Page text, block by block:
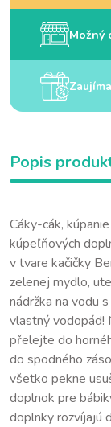
Možný
Popis
Cáky-cák,
kúpeľňových
v tvare kačičky
zelenej mydlo,
nádržka na vodu
vlastný vodopád!
přelejte do
do spodného
všetko pekne
doplnok pre
doplnky rozvíjajú